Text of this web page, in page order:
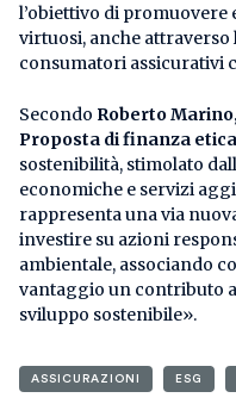
l’obiettivo di
virtuosi, anche
consumatori assicurativi
Secondo Roberto
Proposta di finanza
sostenibilità, stimolato
economiche e servizi
rappresenta una via
investire su azioni
ambientale, associando
vantaggio un contributo
sviluppo sostenibile».
ASSICURAZIONI ESG